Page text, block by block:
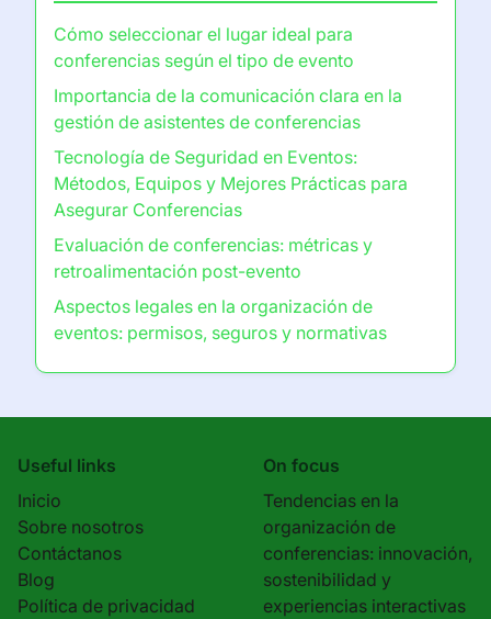
Cómo seleccionar el lugar ideal para
conferencias según el tipo de evento
Importancia de la comunicación clara en la
gestión de asistentes de conferencias
Tecnología de Seguridad en Eventos:
Métodos, Equipos y Mejores Prácticas para
Asegurar Conferencias
Evaluación de conferencias: métricas y
retroalimentación post-evento
Aspectos legales en la organización de
eventos: permisos, seguros y normativas
Useful links
Inicio
Sobre nosotros
Contáctanos
Blog
Política de privacidad
On focus
Tendencias en la
organización de
conferencias: innovación,
sostenibilidad y
experiencias interactivas